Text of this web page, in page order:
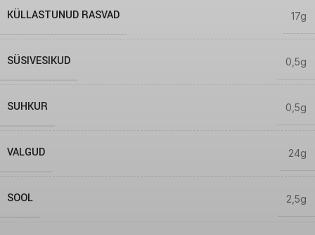
KÜLLASTUNUD RASVAD 17g
SÜSIVESIKUD 0,5g
SUHKUR 0,5g
VALGUD 24g
SOOL 2,5g